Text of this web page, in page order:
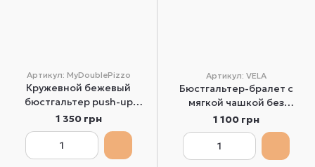
Артикул: MyDoublePizzo
Кружевной бежевый
бюстгальтер push-up
двойной бежевый Lormar
MyDoublePizzo 70В
1 350 грн
Артикул: VELA
Бюстгальтер-бралет с
мягкой чашкой без
косточек черный Lormar
VELA 70B
1 100 грн